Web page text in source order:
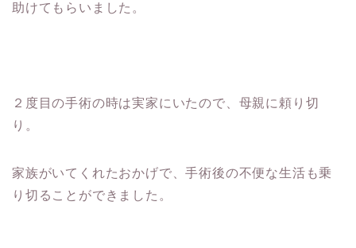
助けてもらいました。
２度目の手術の時は実家にいたので、母親に頼り切
り。
家族がいてくれたおかげで、手術後の不便な生活も乗
り切ることができました。